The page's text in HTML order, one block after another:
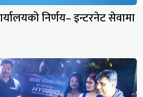
निर्णय– इन्टरनेट सेवामा